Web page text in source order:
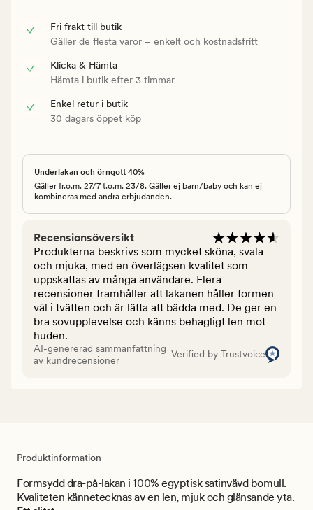
Fri frakt till butik
Gäller de flesta varor – enkelt och kostnadsfritt
Klicka & Hämta
Hämta i butik efter 3 timmar
Enkel retur i butik
30 dagars öppet köp
Underlakan och örngott 40%
Gäller fr.o.m. 27/7 t.o.m. 23/8. Gäller ej barn/baby och kan ej
kombineras med andra erbjudanden.
Recensionsöversikt
Produkterna beskrivs som mycket sköna, svala
och mjuka, med en överlägsen kvalitet som
uppskattas av många användare. Flera
recensioner framhåller att lakanen håller formen
väl i tvätten och är lätta att bädda med. De ger en
bra sovupplevelse och känns behagligt len mot
huden.
AI-genererad sammanfattning
av kundrecensioner
Verified by Trustvoice
Produktinformation
Formsydd dra-på-lakan i 100% egyptisk satinvävd bomull.
Kvaliteten kännetecknas av en len, mjuk och glänsande yta.